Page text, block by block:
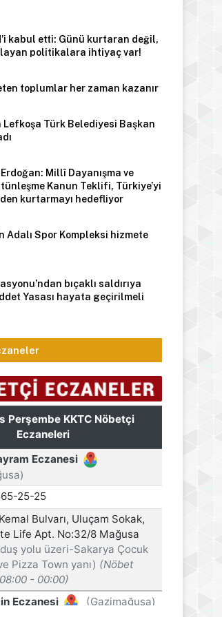
trafik raporu: 73
Arıklı, YDP’nin Lefkoşa Türk Belediyesi Başkan Adayını açıkladı
kabul etti: Günü kurtaran değil,
politikalara ihtiyaç var!
toplumlar her zaman kazanır
Lefkoşa Türk Belediyesi Başkan
Millî Dayanışma ve
Kanun Teklifi, Türkiye’yi
kurtarmayı hedefliyor
Adalı Spor Kompleksi hizmete
bıçaklı saldırıya
Yasası hayata geçirilmeli